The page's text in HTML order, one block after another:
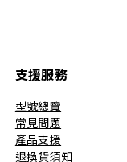
支援服務
型號總覽
常見問題
產品支援
退換貨須知